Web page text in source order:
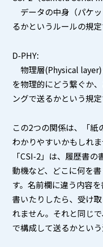
データの中身（パケ
るかというルールの規定
D-PHY:
物理層(Physical
を物理的にどう繋ぐか
ングで送るかという規定
この2つの関係は、「紙
わかりやすいかもしれま
「CSI-2」は、履歴書
動機など、どこに何を
す。名前欄に違う内容
書いたりしたら、受け
れません。それと同じ
で構成して送るかという